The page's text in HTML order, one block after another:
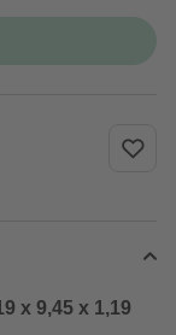
x 9,45 x 1,19